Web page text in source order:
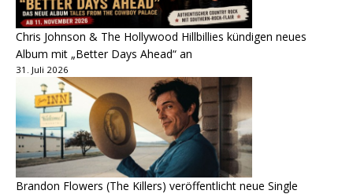
Chris Johnson & The Hollywood Hillbillies kündigen neues
Album mit „Better Days Ahead“ an
31. Juli 2026
Brandon Flowers (The Killers) veröffentlicht neue Single